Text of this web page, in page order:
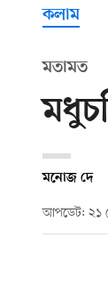
কলাম
মতামত
মনোজ দে
আপডেট: ২১